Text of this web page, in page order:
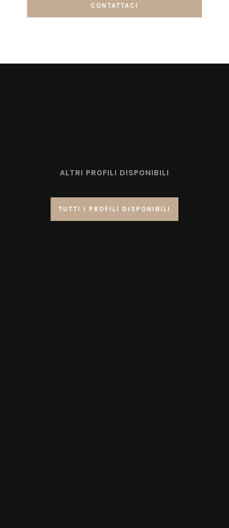
CONTATTACI
ALTRI PROFILI DISPONIBILI
TUTTI I PROFILI DISPONIBILI